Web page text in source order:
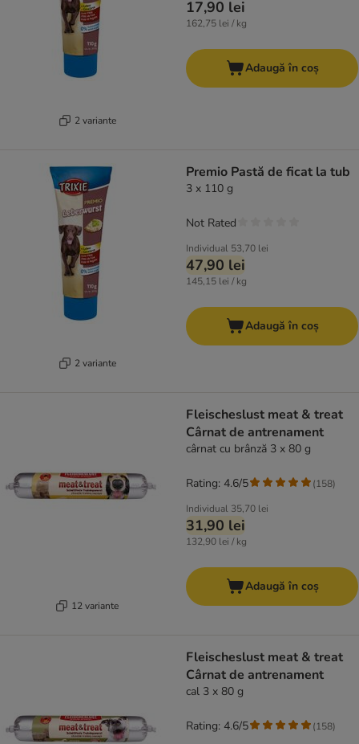
2 variante
17,90 lei
162,75 lei / kg
Adaugă în coș
2 variante
Premio Pastă de ficat la tub
3 x 110 g
Individual 53,70 lei
47,90 lei
145,15 lei / kg
Not Rated
Adaugă în coș
12 variante
Fleischeslust meat & treat
Cârnat de antrenament
cârnat cu brânză 3 x 80 g
Individual 35,70 lei
31,90 lei
132,90 lei / kg
Rating: 4.6/5 (158)
Adaugă în coș
Fleischeslust meat & treat
Cârnat de antrenament
cal 3 x 80 g
Rating: 4.6/5 (158)